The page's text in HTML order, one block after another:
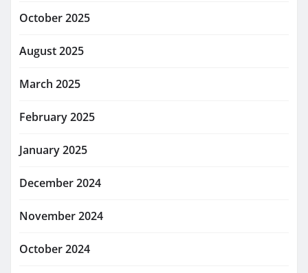
October 2025
August 2025
March 2025
February 2025
January 2025
December 2024
November 2024
October 2024